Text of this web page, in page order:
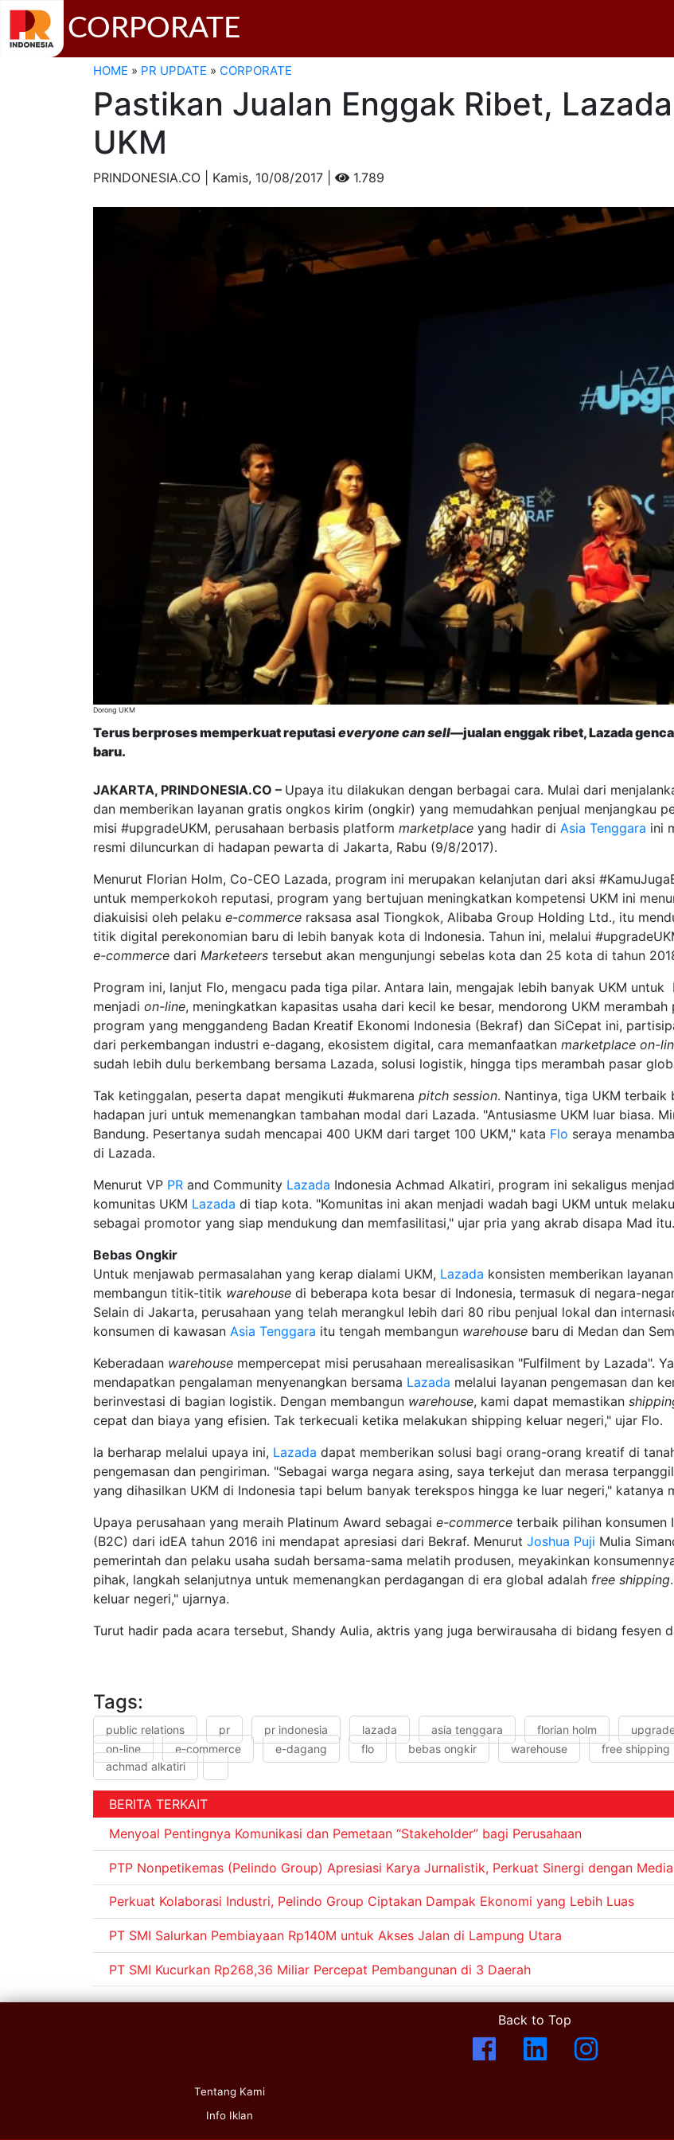
CORPORATE
HOME » PR UPDATE » CORPORATE
Pastikan Jualan Enggak Ribet,
UKM
PRINDONESIA.CO | Kamis, 10/08/2017 | 1.789
Dorong UKM
Terus berproses memperkuat reputasi everyone can sell—jualan enggak ribet, Lazada
baru.
JAKARTA, PRINDONESIA.CO – Upaya itu dilakukan dengan berbagai cara. Mulai dari
dan memberikan layanan gratis ongkos kirim (ongkir) yang memudahkan penjual menjangkau
misi #upgradeUKM, perusahaan berbasis platform marketplace yang hadir di Asia Tenggara ini
resmi diluncurkan di hadapan pewarta di Jakarta, Rabu (9/8/2017).
Menurut Florian Holm, Co-CEO Lazada, program ini merupakan kelanjutan dari aksi
untuk memperkokoh reputasi, program yang bertujuan meningkatkan kompetensi UKM ini
diakuisisi oleh pelaku e-commerce raksasa asal Tiongkok, Alibaba Group Holding Ltd., itu
titik digital perekonomian baru di lebih banyak kota di Indonesia. Tahun ini, melalui
e-commerce dari Marketeers tersebut akan mengunjungi sebelas kota dan 25 kota di tahun
Program ini, lanjut Flo, mengacu pada tiga pilar. Antara lain, mengajak lebih banyak UKM
menjadi on-line, meningkatkan kapasitas usaha dari kecil ke besar, mendorong UKM
program yang menggandeng Badan Kreatif Ekonomi Indonesia (Bekraf) dan SiCepat ini,
dari perkembangan industri e-dagang, ekosistem digital, cara memanfaatkan marketplace on-
sudah lebih dulu berkembang bersama Lazada, solusi logistik, hingga tips merambah pasar
Tak ketinggalan, peserta dapat mengikuti #ukmarena pitch session. Nantinya, tiga UKM terbaik
hadapan juri untuk memenangkan tambahan modal dari Lazada. "Antusiasme UKM luar biasa.
Bandung. Pesertanya sudah mencapai 400 UKM dari target 100 UKM," kata Flo seraya
di Lazada.
Menurut VP PR and Community Lazada Indonesia Achmad Alkatiri, program ini sekaligus
komunitas UKM Lazada di tiap kota. "Komunitas ini akan menjadi wadah bagi UKM untuk
sebagai promotor yang siap mendukung dan memfasilitasi," ujar pria yang akrab disapa Mad itu.
Bebas Ongkir
Untuk menjawab permasalahan yang kerap dialami UKM, Lazada konsisten memberikan
membangun titik-titik warehouse di beberapa kota besar di Indonesia, termasuk di negara-
Selain di Jakarta, perusahaan yang telah merangkul lebih dari 80 ribu penjual lokal dan
konsumen di kawasan Asia Tenggara itu tengah membangun warehouse baru di Medan dan
Keberadaan warehouse mempercepat misi perusahaan merealisasikan "Fulfilment by Lazada".
mendapatkan pengalaman menyenangkan bersama Lazada melalui layanan pengemasan dan
berinvestasi di bagian logistik. Dengan membangun warehouse, kami dapat memastikan
cepat dan biaya yang efisien. Tak terkecuali ketika melakukan shipping keluar negeri," ujar Flo.
Ia berharap melalui upaya ini, Lazada dapat memberikan solusi bagi orang-orang kreatif di
pengemasan dan pengiriman. "Sebagai warga negara asing, saya terkejut dan merasa
yang dihasilkan UKM di Indonesia tapi belum banyak terekspos hingga ke luar negeri," katanya
Upaya perusahaan yang meraih Platinum Award sebagai e-commerce terbaik pilihan konsumen
(B2C) dari idEA tahun 2016 ini mendapat apresiasi dari Bekraf. Menurut Joshua Puji Mulia
pemerintah dan pelaku usaha sudah bersama-sama melatih produsen, meyakinkan
pihak, langkah selanjutnya untuk memenangkan perdagangan di era global adalah free shipping
keluar negeri," ujarnya.
Turut hadir pada acara tersebut, Shandy Aulia, aktris yang juga berwirausaha di bidang fesyen
Tags:
public relations pr pr indonesia lazada asia tenggara florian holm
on-line
e-commerce e-dagang flo bebas ongkir warehouse free shipping
achmad alkatiri
BERITA TERKAIT
Menyoal Pentingnya Komunikasi dan Pemetaan “Stakeholder” bagi Perusahaan
PTP Nonpetikemas (Pelindo Group) Apresiasi Karya Jurnalistik, Perkuat Sinergi dengan Media
Perkuat Kolaborasi Industri, Pelindo Group Ciptakan Dampak Ekonomi yang Lebih Luas
PT SMI Salurkan Pembiayaan Rp140M untuk Akses Jalan di Lampung Utara
PT SMI Kucurkan Rp268,36 Miliar Percepat Pembangunan di 3 Daerah
Back to Top
Tentang Kami
Info Iklan